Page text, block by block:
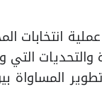
انتخابات
المرأة
المساواة